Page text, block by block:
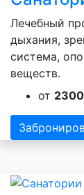
Лечебный
дыхания,
система,
веществ.
от